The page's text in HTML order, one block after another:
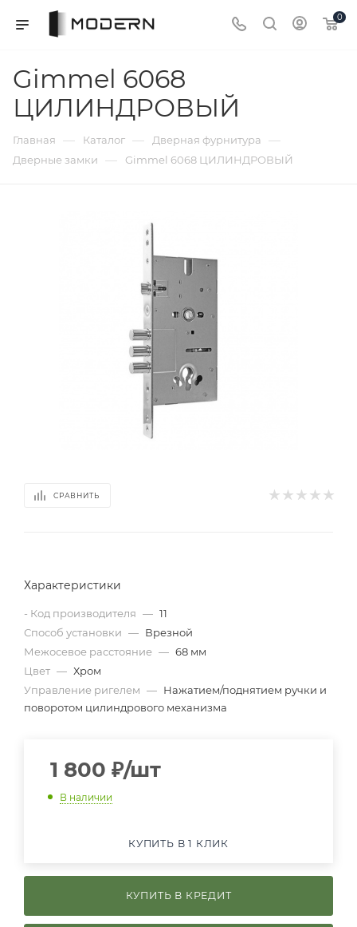
0
Gimmel 6068
ЦИЛИНДРОВЫЙ
Главная — Каталог — Дверная фурнитура —
Дверные замки — Gimmel 6068 ЦИЛИНДРОВЫЙ
СРАВНИТЬ
Характеристики
- Код производителя — 11
Способ установки — Врезной
Межосевое расстояние — 68 мм
Цвет — Хром
Управление ригелем — Нажатием/поднятием ручки и
поворотом цилиндрового механизма
1 800 ₽/шт
В наличии
КУПИТЬ В 1 КЛИК
КУПИТЬ В КРЕДИТ